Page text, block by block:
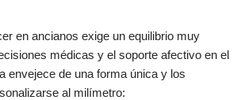
en ancianos exige un equilibrio muy
médicas y el soporte afectivo en el
envejece de una forma única y los
al milímetro: